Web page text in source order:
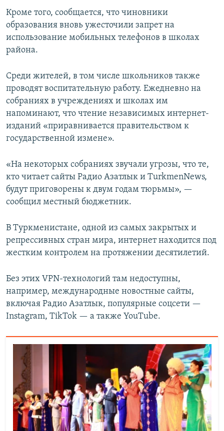
Кроме того, сообщается, что чиновники
образования вновь ужесточили запрет на
использование мобильных телефонов в школах
района.
Среди жителей, в том числе школьников также
проводят воспитательную работу. Ежедневно на
собраниях в учреждениях и школах им
напоминают, что чтение независимых интернет-
изданий «приравнивается правительством к
государственной измене».
«На некоторых собраниях звучали угрозы, что те,
кто читает сайты Радио Азатлык и TurkmenNews,
будут приговорены к двум годам тюрьмы», —
сообщил местный бюджетник.
В Туркменистане, одной из самых закрытых и
репрессивных стран мира, интернет находится под
жестким контролем на протяжении десятилетий.
Без этих VPN-технологий там недоступны,
например, международные новостные сайты,
включая Радио Азатлык, популярные соцсети —
Instagram, TikTok — а также YouTube.